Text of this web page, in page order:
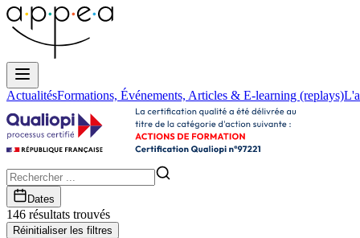
ActualitésFormations, Événements, Articles & E-learning (replays)
Dates
146 résultats trouvés
Réinitialiser les filtres